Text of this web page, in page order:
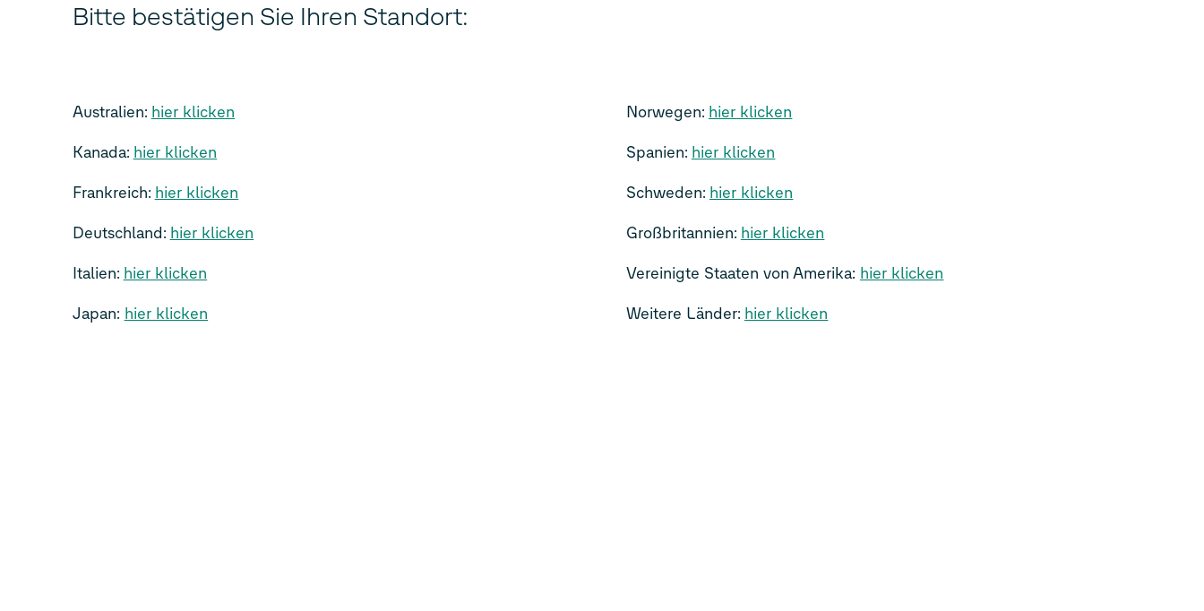
Bitte bestätigen Sie Ihren Standort:
Australien: hier klicken
Kanada: hier klicken
Frankreich: hier klicken
Deutschland: hier klicken
Italien: hier klicken
Japan: hier klicken
Norwegen: hier klicken
Spanien: hier klicken
Schweden: hier klicken
Großbritannien: hier klicken
Vereinigte Staaten von Amerika: hier klicken
Weitere Länder: hier klicken